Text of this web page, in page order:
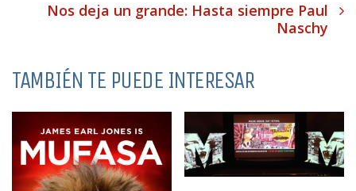
Nos deja un grande: Hasta siempre Paul
Naschy
TAMBIÉN TE PUEDE INTERESAR